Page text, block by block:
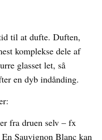
til at dufte. Duften,
komplekse dele af
glasset let, så
en dyb indånding.
fra druen selv – fx
Sauvignon Blanc kan